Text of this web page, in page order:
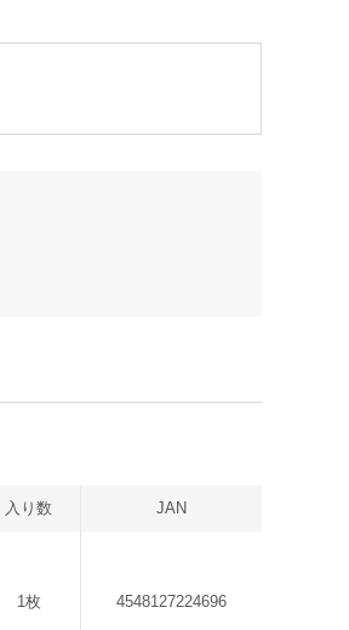
入り数 JAN
1枚 4548127224696